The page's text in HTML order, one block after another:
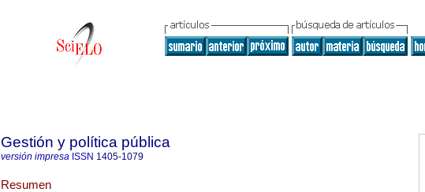
Gestión y política pública
versión impresa ISSN 1405-1079
Resumen